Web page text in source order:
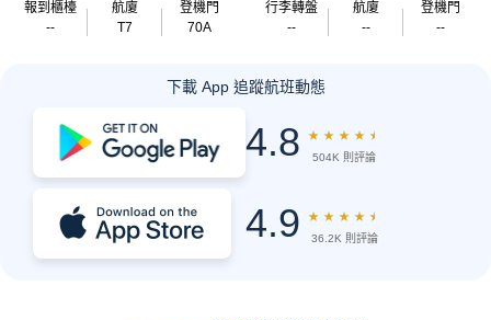
報到櫃檯
--
航廈
T7
登機門
70A
行李轉盤
--
航廈
--
登機門
--
下載 App 追蹤航班動態
4.8 ★ ★ ★ ★ ★
504K 則評論
4.9 ★ ★ ★ ★ ★
36.2K 則評論